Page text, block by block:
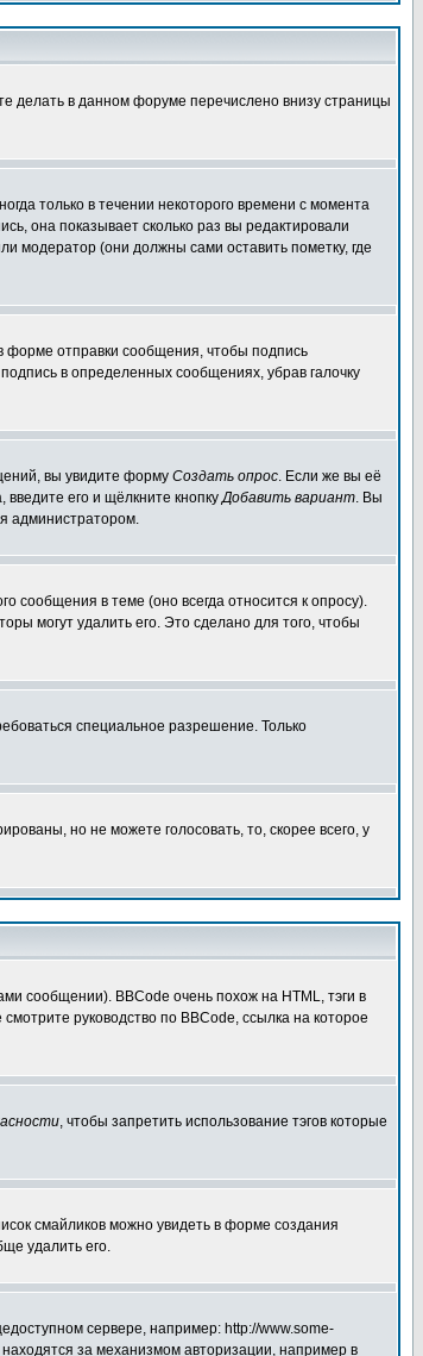
делать в данном форуме перечислено внизу страницы
только в течении некоторого времени с момента
она показывает сколько раз вы редактировали
модератор (они должны сами оставить пометку, где
форме отправки сообщения, чтобы подпись
в определенных сообщениях, убрав галочку
вы увидите форму Создать опрос. Если же вы её
введите его и щёлкните кнопкуДобавить вариант. Вы
администратором.
сообщения в теме (оно всегда относится к опросу).
могут удалить его. Это сделано для того, чтобы
специальное разрешение. Только
но не можете голосовать, то, скорее всего, у
сообщении). BBCode очень похож на HTML, тэги в
руководство по BBCode, ссылка на которое
, чтобы запретить использование тэгов которые
смайликов можно увидеть в форме создания
удалить его.
сервере, например: http://www.some-
за механизмом авторизации, например в